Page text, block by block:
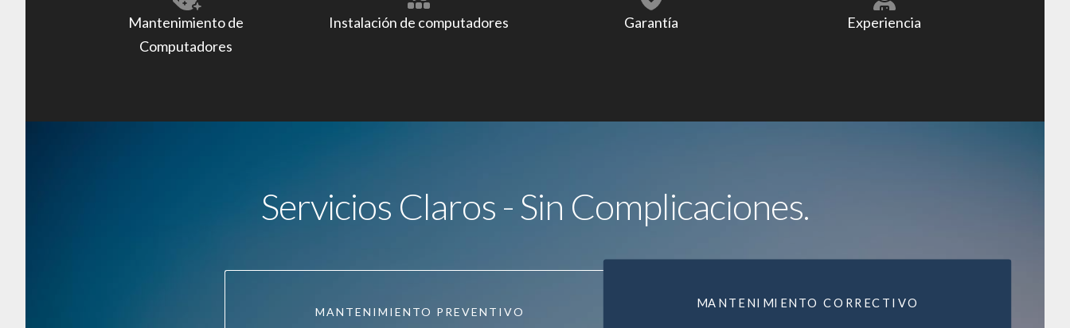
Mantenimiento de
Computadores
Instalación de computadores Garantía Experiencia
Servicios Claros - Sin Complicaciones.
MANTENIMIENTO PREVENTIVO
MANTENIMIENTO CORRECTIVO